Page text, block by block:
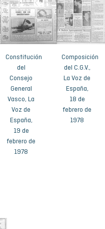
Constitución
del
Consejo
General
Vasco, La
Voz de
España,
19 de
febrero de
1978
Composición
del C.G.V.,
La Voz de
España,
18 de
febrero de
1978